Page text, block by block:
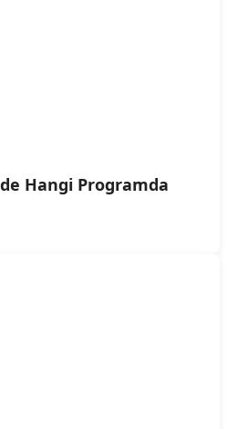
Hangi Programda